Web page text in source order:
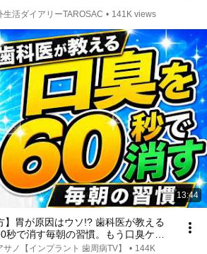
生活ダイアリーTAROSAC • 141K views
13:44
】胃が原因はウソ!? 歯科医が教える
秒で消す毎朝の習慣。もう口臭ケア
ノ【インプラント 歯周病TV】 • 144K